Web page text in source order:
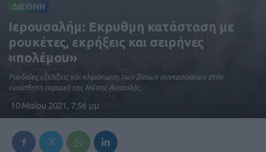
ΔΙΕΘΝΗ
Ιερουσαλήμ: Εκρυθμη κατάσταση με
ρουκέτες, εκρήξεις και σειρήνες
«πολέμου»
Ραγδαίες εξελίξεις και κλιμάκωση των βίαιων συγκρούσεων στην
ευαίσθητη περιοχή της Μέσης Ανατολής.
10 Μαΐου 2021, 7:56 μμ